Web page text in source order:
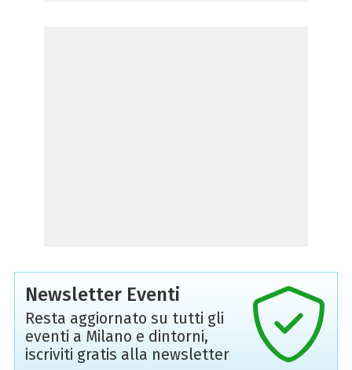
Newsletter Eventi
Resta aggiornato su tutti gli
eventi a Milano e dintorni,
iscriviti gratis alla newsletter